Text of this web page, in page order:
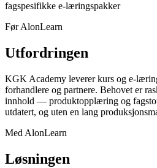
fagspesifikke e-læringspakker
Før AlonLearn
Utfordringen
KGK Academy leverer kurs og e-
forhandlere og partnere. Behovet er
innhold — produktopplæring og
utdatert, og uten en lang
Med AlonLearn
Løsningen